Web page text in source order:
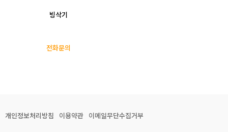
빙삭기
전화문의
개인정보처리방침 이용약관 이메일무단수집거부